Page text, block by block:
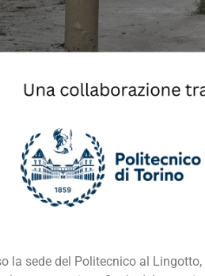
la sede del Politecnico al